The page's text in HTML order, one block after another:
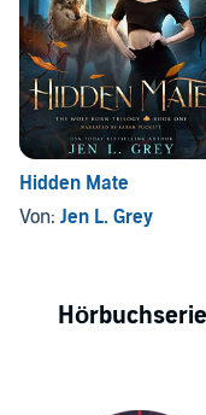
Hidden Mate
Von: Jen L. Grey